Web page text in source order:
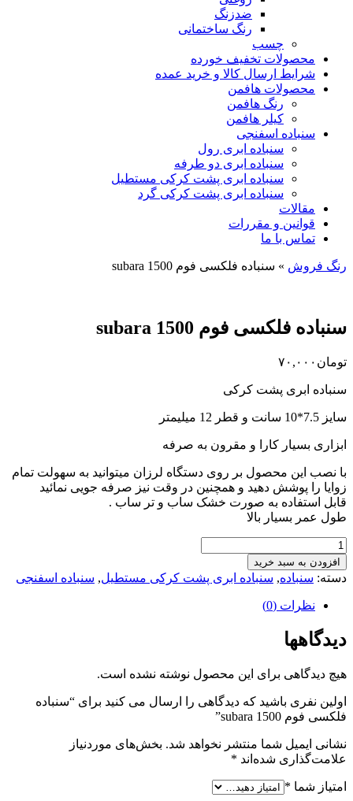
ضدزنگ
رنگ ساختمانی
چسب
محصولات تخفیف خورده
شرایط ارسال کالا و خرید عمده
محصولات هافمن
رنگ هافمن
کیلر هافمن
سنباده اسفنجی
سنباده ابری رول
سنباده ابری دو طرفه
سنباده ابری پشت کرکی مستطیل
سنباده ابری پشت کرکی گرد
مقالات
قوانین و مقررات
تماس با ما
رنگ فروش » سنباده فلکسی فوم 1500 subara
سنباده فلکسی فوم 1500 subara
تومان ۷۰,۰۰۰
سنباده ابری پشت کرکی
سایز 7.5*10 سانت و قطر 12 میلیمتر
ابزاری بسیار کارا و مقرون به صرفه
با نصب این محصول بر روی دستگاه لرزان میتوانید به سهولت تمام
زوایا را پوشش دهید و همچنین در وقت نیز صرفه جویی نمائید
قابل استفاده به صورت خشک ساب و تر ساب .
طول عمر بسیار بالا
سنباده
فلکسی
فوم
subara
افزودن به سبد خرید
دسته: سنباده, سنباده ابری پشت کرکی مستطیل, سنباده اسفنجی
نظرات (0)
دیدگاهها
هیچ دیدگاهی برای این محصول نوشته نشده است.
اولین نفری باشید که دیدگاهی را ارسال می کنید برای “سنباده
فلکسی فوم 1500 subara”
نشانی ایمیل شما منتشر نخواهد شد. بخش‌های موردنیاز
علامت‌گذاری شده‌اند *
امتیاز شما *